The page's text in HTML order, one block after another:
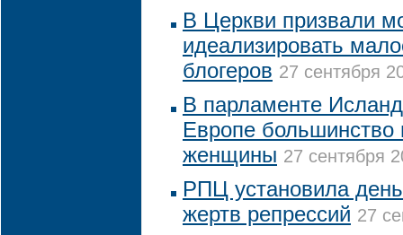
В Церкви призвали
идеализировать
блогеров 27 сентября
В парламенте
Европе большинство
женщины 27 сентября
РПЦ установила
жертв репрессий 27